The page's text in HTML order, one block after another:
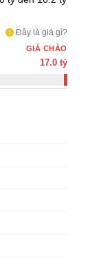
Đây là giá gì?
GIÁ CHÀO
17.0 tỷ